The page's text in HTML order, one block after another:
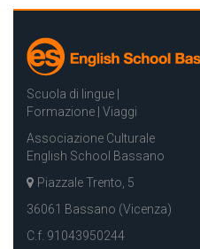
Scuola di lingue |
Formazione | Viaggi
Associazione Culturale
English School Bassano
Piazzale Trento, 5
36061 Bassano (Vicenza)
C.f. 91043950244